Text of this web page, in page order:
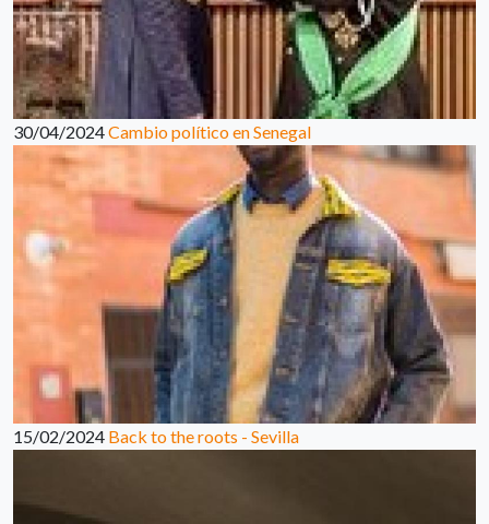
30/04/2024Cambio político en Senegal
15/02/2024 Back to the roots - Sevilla